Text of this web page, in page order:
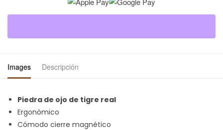
Images Descripción
Piedra de ojo de tigre real
Ergonómico
Cómodo cierre magnético